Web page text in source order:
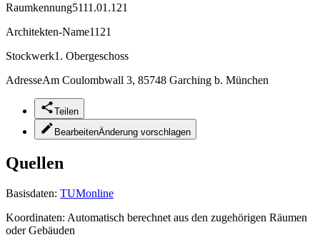
Raumkennung5111.01.121
Architekten-Name1121
Stockwerk1. Obergeschoss
AdresseAm Coulombwall 3, 85748 Garching b. München
Teilen
BearbeitenÄnderung vorschlagen
Quellen
Basisdaten: TUMonline
Koordinaten: Automatisch berechnet aus den zugehörigen Räumen
oder Gebäuden